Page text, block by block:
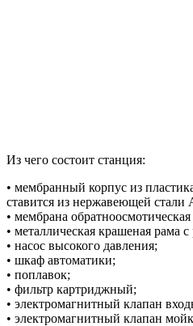
Из чего состоит станция:
• мембранный корпус из
ставится из нержавеющей стали
• мембрана
• металлическая крашеная рама
• насос высокого давления;
• шкаф автоматики;
• поплавок;
• фильтр картриджный;
• электромагнитный клапан
• электромагнитный клапан